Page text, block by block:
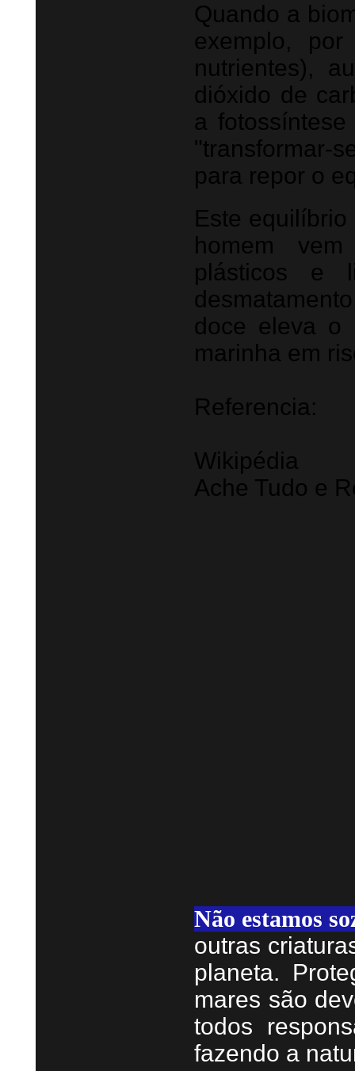
Quando a
exemplo,
nutrientes),
dióxido de
a
"transformar-
para repor o
Este
homem
plásticos e
doce eleva o
marinha em
Referencia:
Wikipédia
Ache Tudo e
Não estamos
outras
planeta.
mares são
todos
fazendo a